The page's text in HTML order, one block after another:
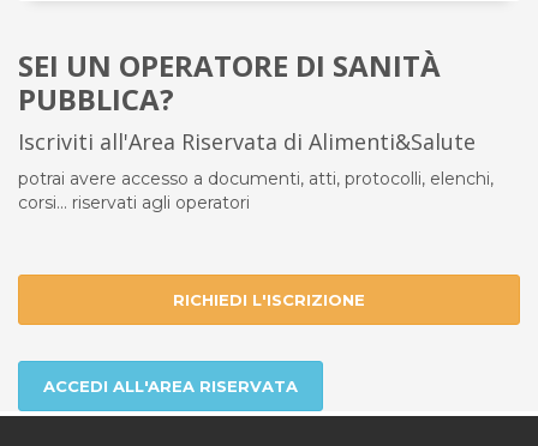
SEI UN OPERATORE DI SANITÀ
PUBBLICA?
Iscriviti all'Area Riservata di Alimenti&Salute
potrai avere accesso a documenti, atti, protocolli, elenchi,
corsi... riservati agli operatori
RICHIEDI L'ISCRIZIONE
ACCEDI ALL'AREA RISERVATA